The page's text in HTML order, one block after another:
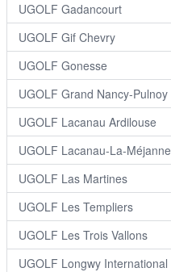
UGOLF Gadancourt
UGOLF Gif Chevry
UGOLF Gonesse
UGOLF Grand Nancy-Pulnoy
UGOLF Lacanau Ardilouse
UGOLF Lacanau-La-Méjanne
UGOLF Las Martines
UGOLF Les Templiers
UGOLF Les Trois Vallons
UGOLF Longwy International